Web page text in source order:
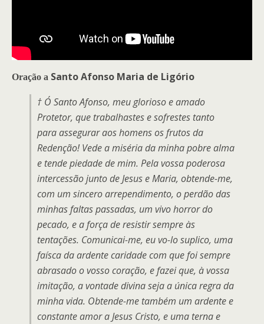
Oração a Santo Afonso Maria de Ligório
† Ó Santo Afonso, meu glorioso e amado
Protetor, que trabalhastes e sofrestes tanto
para assegurar aos homens os frutos da
Redenção! Vede a miséria da minha pobre alma
e tende piedade de mim. Pela vossa poderosa
intercessão junto de Jesus e Maria, obtende-me,
com um sincero arrependimento, o perdão das
minhas faltas passadas, um vivo horror do
pecado, e a força de resistir sempre às
tentações. Comunicai-me, eu vo-lo suplico, uma
faísca da ardente caridade com que foi sempre
abrasado o vosso coração, e fazei que, à vossa
imitação, a vontade divina seja a única regra da
minha vida. Obtende-me também um ardente e
constante amor a Jesus Cristo, e uma terna e